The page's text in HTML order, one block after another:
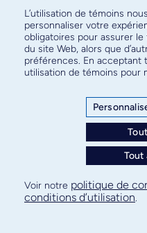
Abonnez-vous
pour connaître
Plan de site
L’utilisation de témoins
personnaliser votre
obligatoires pour assurer
du site Web, alors que
préférences. En acceptant
utilisation de témoins pour
Tout
Voir notre politique de
conditions d’utilisation.